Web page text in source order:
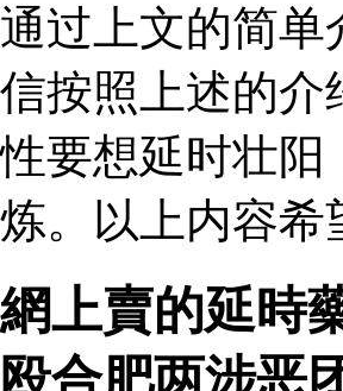
通过上文的简
信按照上述的介
性要想延时壮阳
炼。以上内容希
網上賣的延時
殴合肥两涉恶